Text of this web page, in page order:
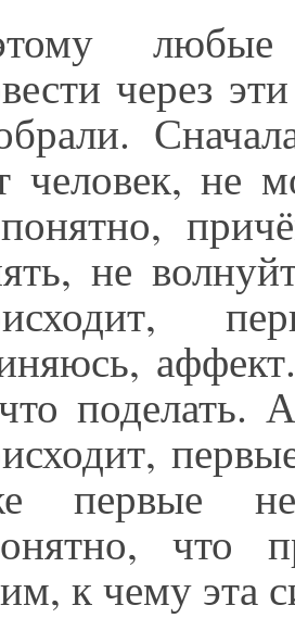
любые
через
человек, не
не
поделать.
первые
что
к чему эта